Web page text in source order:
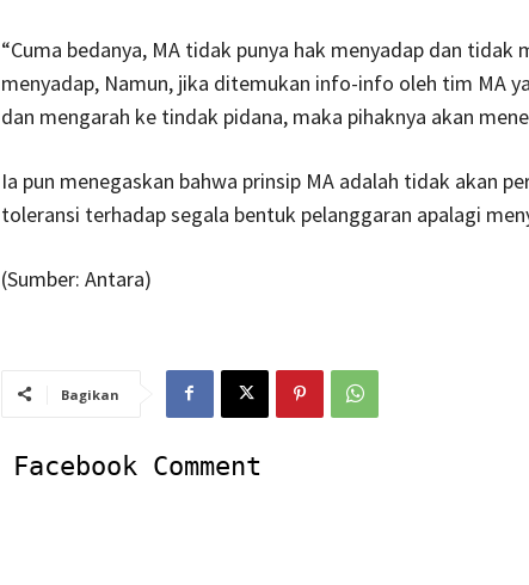
“Cuma bedanya, MA tidak punya hak menyadap dan tidak
menyadap, Namun, jika ditemukan info-info oleh tim MA
dan mengarah ke tindak pidana, maka pihaknya akan
Ia pun menegaskan bahwa prinsip MA adalah tidak akan
toleransi terhadap segala bentuk pelanggaran apalagi
(Sumber: Antara)
Bagikan
Facebook Comment